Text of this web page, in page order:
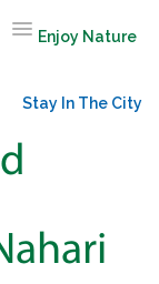
Enjoy Nature
Stay In The City